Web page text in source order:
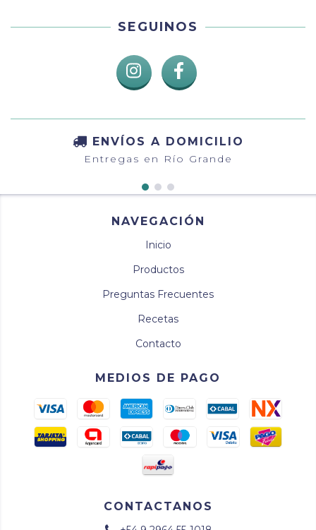
SEGUINOS
ENVÍOS A DOMICILIO
Entregas en Río Grande
NAVEGACIÓN
Inicio
Productos
Preguntas Frecuentes
Recetas
Contacto
MEDIOS DE PAGO
CONTACTANOS